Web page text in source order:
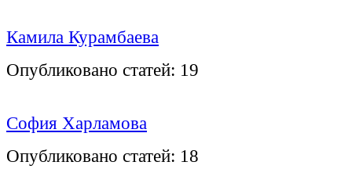
Камила Курамбаева
Опубликовано статей: 19
София Харламова
Опубликовано статей: 18